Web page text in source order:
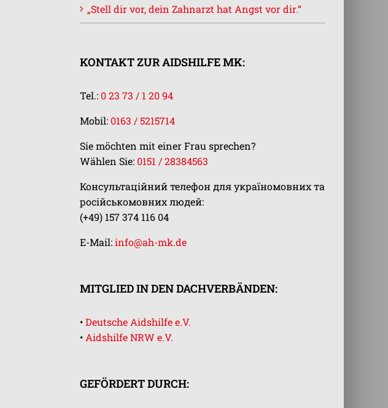
„Stell dir vor, dein Zahnarzt hat Angst vor dir.“
KONTAKT ZUR AIDSHILFE MK:
Tel.: 0 23 73 / 1 20 94
Mobil: 0163 / 5215714
Sie möchten mit einer Frau sprechen?
Wählen Sie: 0151 / 28384563
Консультаційний телефон для україномовних та
російськомовних людей:
(+49) 157 374 116 04
E-Mail:info@ah-mk.de
MITGLIED IN DEN DACHVERBÄNDEN:
•Deutsche Aidshilfe e.V.
• Aidshilfe NRW e.V.
GEFÖRDERT DURCH: